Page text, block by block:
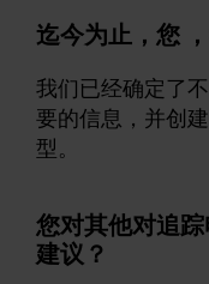
迄今为止，您
我们已经确定了
要的信息，并创
型。
您对其他对追
建议？